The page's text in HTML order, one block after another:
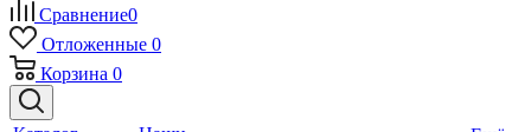
Сравнение0
Отложенные 0
Корзина 0